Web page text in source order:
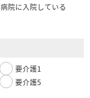
病院に入院している
要介護1
要介護5